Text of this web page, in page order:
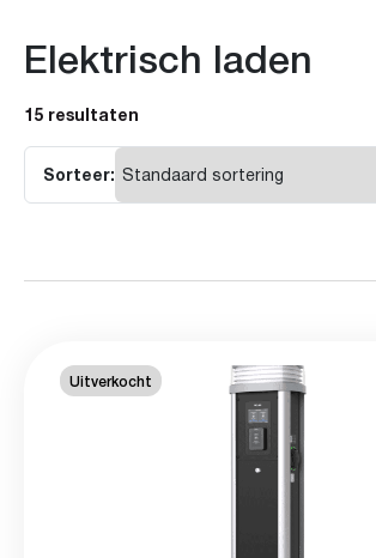
Elektrisch laden
15 resultaten
Sorteer:
Uitverkocht